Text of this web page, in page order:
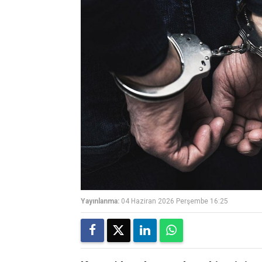
Yayınlanma: 04 Haziran 2026 Perşembe 16:25